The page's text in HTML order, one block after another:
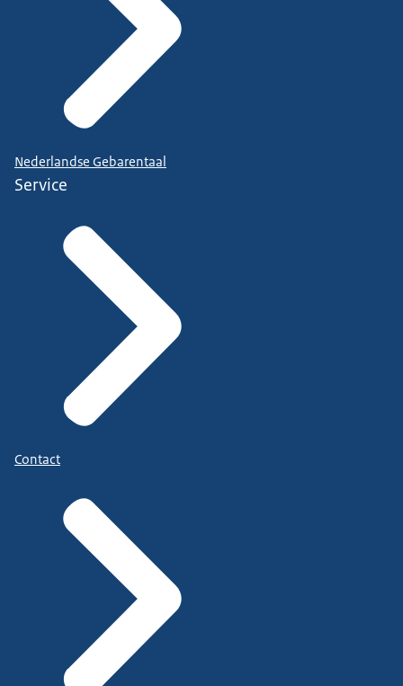
Nederlandse Gebarentaal
Service
Contact